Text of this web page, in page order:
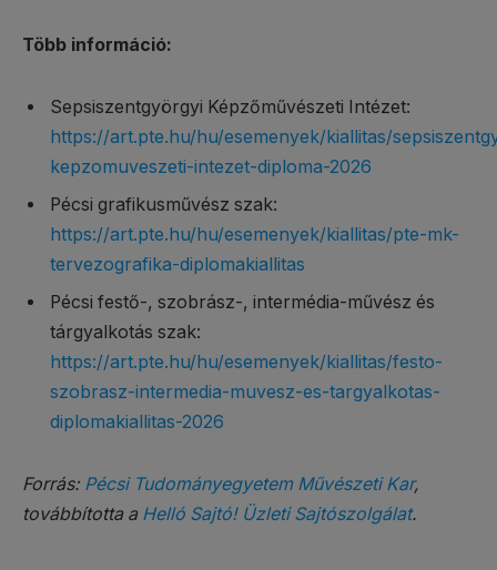
Több információ:
Sepsiszentgyörgyi Képzőművészeti Intézet:
https://art.pte.hu/hu/esemenyek/kiallitas/
kepzomuveszeti-intezet-diploma-2026
Pécsi grafikusművész szak:
https://art.pte.hu/hu/esemenyek/kiallitas/pte-mk-
tervezografika-diplomakiallitas
Pécsi festő-, szobrász-, intermédia-művész és
tárgyalkotás szak:
https://art.pte.hu/hu/esemenyek/kiallitas/festo-
szobrasz-intermedia-muvesz-es-targyalkotas-
diplomakiallitas-2026
Forrás: Pécsi Tudományegyetem Művészeti Kar,
továbbította a Helló Sajtó! Üzleti Sajtószolgálat.